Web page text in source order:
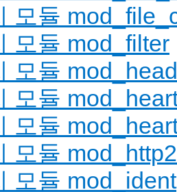
모듈
모듈 mod_filter
모듈
모듈
모듈
모듈 mod_http2
모듈 mod_ident